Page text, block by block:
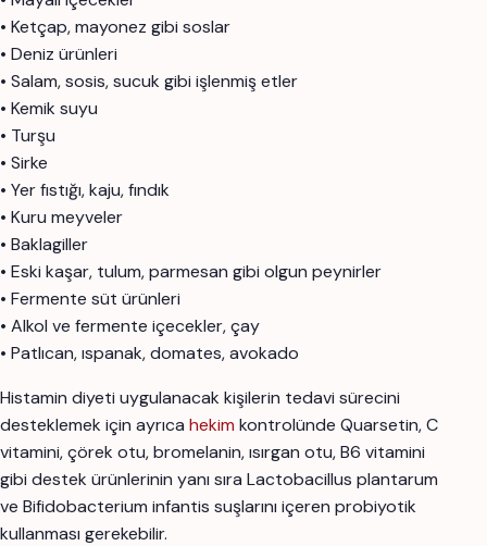
• Ketçap, mayonez gibi soslar
• Deniz ürünleri
• Salam, sosis, sucuk gibi işlenmiş etler
• Kemik suyu
• Turşu
• Sirke
• Yer fıstığı, kaju, fındık
• Kuru meyveler
• Baklagiller
• Eski kaşar, tulum, parmesan gibi olgun peynirler
• Fermente süt ürünleri
• Alkol ve fermente içecekler, çay
• Patlıcan, ıspanak, domates, avokado
Histamin diyeti uygulanacak kişilerin tedavi sürecini
desteklemek için ayrıca hekim kontrolünde Quarsetin, C
vitamini, çörek otu, bromelanin, ısırgan otu, B6 vitamini
gibi destek ürünlerinin yanı sıra Lactobacillus plantarum
ve Bifidobacterium infantis suşlarını içeren probiyotik
kullanması gerekebilir.